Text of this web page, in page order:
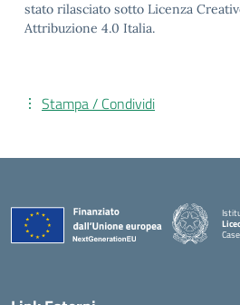
stato rilasciato sotto Licenza
Attribuzione 4.0 Italia.
Stampa / Condividi